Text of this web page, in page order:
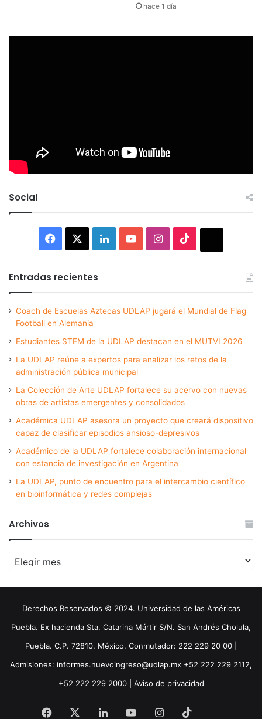
hace 1 día
Social
Facebook LinkedInYouTubeInstagram
Entradas recientes
Coach de Escuelas Aztecas UDLAP jugará el Mundial de Flag
Football en Alemania
Estudiantes STEM de la UDLAP destacan en el MUTVI 2026
La UDLAP reúne a expertos para analizar los retos de la
administración pública municipal
La Colección de Arte UDLAP fortalece su acervo con nuevas
obras de artistas emergentes y consolidados
Académica UDLAP asesora un proyecto que creará dispositivo
capaz de clasificar episodios ansioso-depresivos
Académico de la UDLAP fortalece colaboración internacional
con estancia de investigación en Argentina
La UDLAP, punto de encuentro para el intercambio científico
en bioinformática y redes complejas
Archivos
Archivos
Derechos Reservados © 2024. Universidad de las Américas
Puebla. Ex hacienda Sta. Catarina Mártir S/N. San Andrés Cholula,
Puebla. C.P. 72810. México. Conmutador: 222 229 20 00 |
Admisiones: informes.nuevoingreso@udlap.mx +52 222 229 2112,
+52 222 229 2000 | Aviso de privacidad
Facebook LinkedInYouTubeInstagram